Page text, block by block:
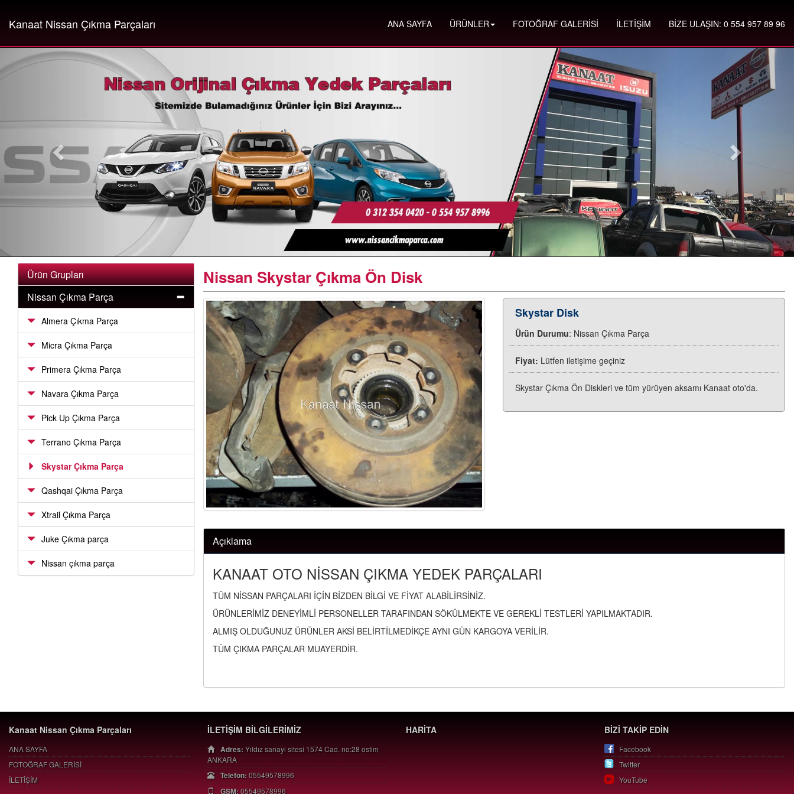
Kanaat Nissan Çıkma Parçaları ANA SAYFA ÜRÜNLER FOTOĞRAF GALERİSİ İLETİŞİM BİZE ULAŞIN: 0 554 957 89 96
Ürün Grupları
Nissan Çıkma Parça
Almera Çıkma Parça
Micra Çıkma Parça
Primera Çıkma Parça
Navara Çıkma Parça
Pick Up Çıkma Parça
Terrano Çıkma Parça
Skystar Çıkma Parça
Qashqai Çıkma Parça
Xtrail Çıkma Parça
Juke Çıkma parça
Nissan çıkma parça
Nissan Skystar Çıkma Ön Disk
Skystar Disk
Ürün Durumu: Nissan Çıkma Parça
Fiyat: Lütfen iletişime geçiniz
Skystar Çıkma Ön Diskleri ve tüm yürüyen aksamı Kanaat oto'da.
Açıklama
KANAAT OTO NİSSAN ÇIKMA YEDEK PARÇALARI
TÜM NİSSAN PARÇALARI İÇİN BİZDEN BİLGİ VE FİYAT ALABİLİRSİNİZ.
ÜRÜNLERİMİZ DENEYİMLİ PERSONELLER TARAFINDAN SÖKÜLMEKTE VE GEREKLİ TESTLERİ YAPILMAKTADIR.
ALMIŞ OLDUĞUNUZ ÜRÜNLER AKSİ BELİRTİLMEDİKÇE AYNI GÜN KARGOYA VERİLİR.
TÜM ÇIKMA PARÇALAR MUAYERDİR.
Kanaat Nissan Çıkma Parçaları
ANA SAYFA
FOTOĞRAF GALERİSİ
İLETİŞİM
İLETİŞİM BİLGİLERİMİZ
Adres: Yıldız sanayi sitesi 1574 Cad. no:28 ostim
ANKARA
Telefon:05549578996
GSM:05549578996
HARİTA BİZİ TAKİP EDİN
Facebook
Twitter
YouTube